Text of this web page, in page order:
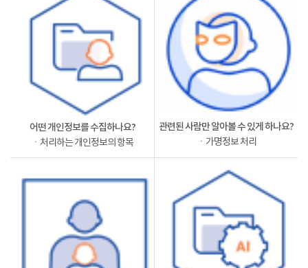
어떤 개인정보를 수집하나요?
ㆍ처리하는 개인정보의 항목
관련된 사람만 알아볼 수 있게 하나요?
ㆍ가명정보 처리